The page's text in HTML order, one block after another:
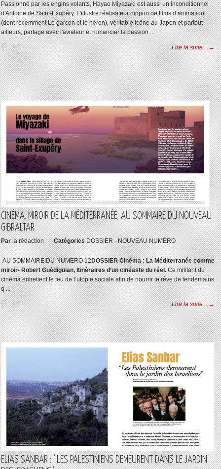
Passionné par les engins volants, Hayao Miyazaki est aussi un inconditionnel
d'Antoine de Saint-Exupéry. L'illustre réalisateur nippon de films d’animation
(dont récemment Le garçon et le héron), véritable icône au Japon et partout
ailleurs, partage avec l'aviateur et romancier la passion ...
Lire la suite... →
CINÉMA, MIROIR DE LA MÉDITERRANÉE, AU SOMMAIRE DU NOUVEAU
GIBRALTAR
Par la rédaction Catégories DOSSIER - NOUVEAU NUMÉRO
AU SOMMAIRE DU NUMÉRO 12DOSSIER Cinéma : La Méditerranée comme
miroir• Robert Guédiguian, Itinéraires d’un cinéaste du réel.Ce militant du
cinéma entretient le feu de l’utopie sociale afin de nourrir le rêve de lendemains
q ...
Lire la suite... →
ELIAS SANBAR : “LES PALESTINIENS DEMEURENT DANS LE JARDIN